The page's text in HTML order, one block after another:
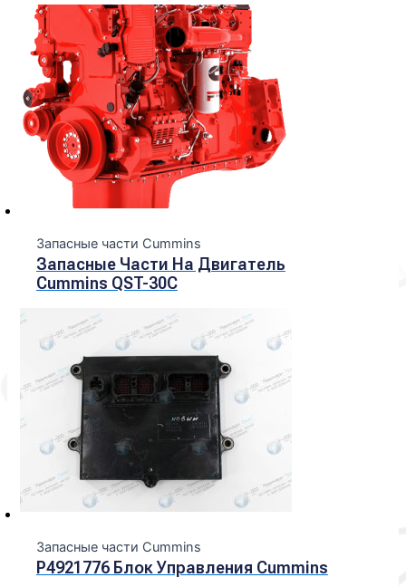
Запасные части Cummins
Запасные Части На Двигатель
Cummins QST-30C
Запасные части Cummins
P4921776 Блок Управления Cummins